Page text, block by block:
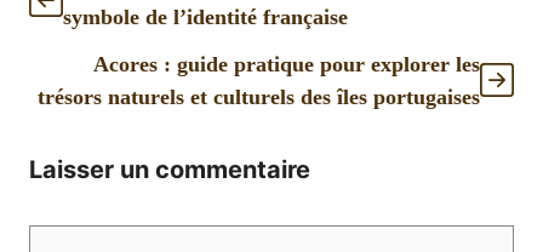
symbole de l’identité française
Acores : guide pratique pour explorer les
trésors naturels et culturels des îles portugaises
Laisser un commentaire